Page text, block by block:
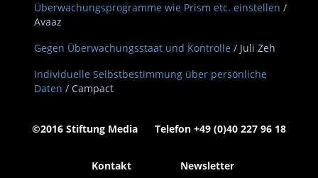
Überwachungsprogramme wie Prism etc. einstellen /
Avaaz
Gegen Überwachungsstaat und Kontrolle / Juli Zeh
Individuelle Selbstbestimmung über persönliche
Daten / Campact
©2016 Stiftung Media Telefon +49 (0)40 227 96 18